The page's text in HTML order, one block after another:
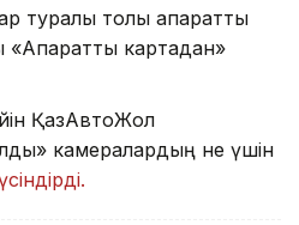
туралы толық ақпаратты
картадан»
ҚазАвтоЖол
камералардың не үшін